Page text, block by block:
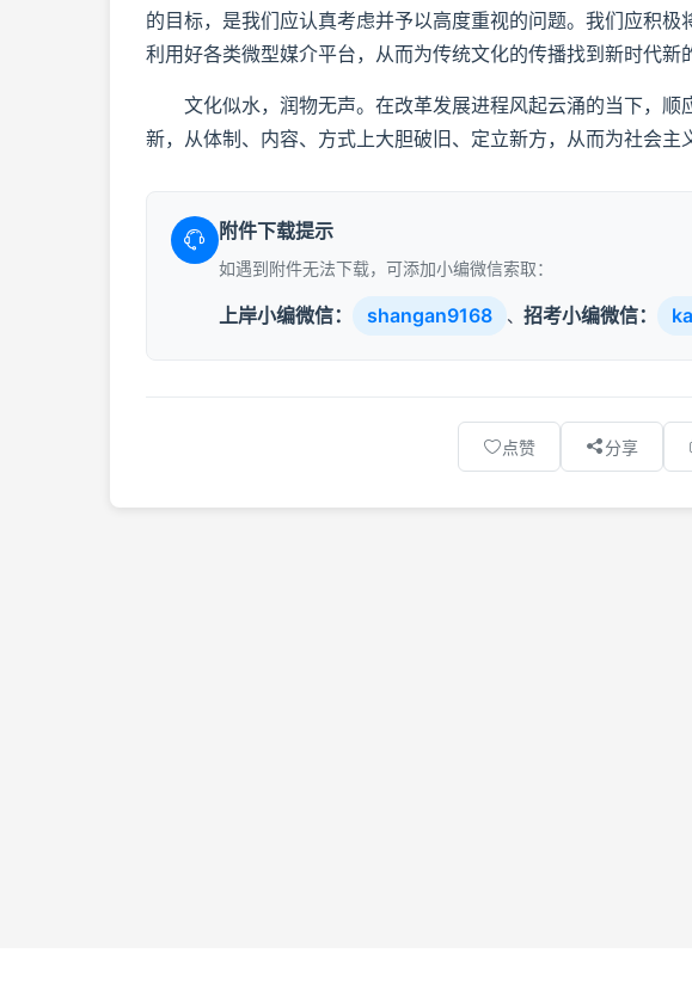
的目标，是我们应认真考虑并予以高度重视的问题。我们应积极
利用好各类微型媒介平台，从而为传统文化的传播找到新时代新
文化似水，润物无声。在改革发展进程风起云涌的当下，顺
新，从体制、内容、方式上大胆破旧、定立新方，从而为社会主
附件下载提示
如遇到附件无法下载，可添加小编微信索取：
上岸小编微信： shangan9168 、 招考小编微信：
点赞 分享